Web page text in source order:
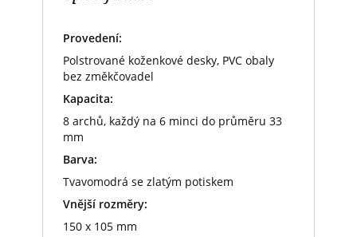
Provedení:
Polstrované koženkové desky, PVC obaly
bez změkčovadel
Kapacita:
8 archů, každý na 6 minci do průměru 33
mm
Barva:
Tvavomodrá se zlatým potiskem
Vnější rozměry:
150 x 105 mm